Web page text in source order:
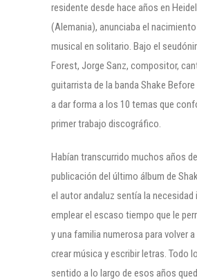
residente desde hace años en
(Alemania), anunciaba el
musical en solitario. Bajo el
Forest, Jorge Sanz, compositor,
guitarrista de la banda Shake
a dar forma a los 10 temas que
primer trabajo discográfico.
Habían transcurrido muchos años
publicación del último álbum de
el autor andaluz sentía la necesidad
emplear el escaso tiempo que le
y una familia numerosa para volver
crear música y escribir letras. Todo
sentido a lo largo de esos años